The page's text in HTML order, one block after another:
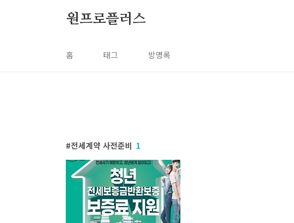
원프로플러스
홈 태그 방명록
전세계약 사전준비 1